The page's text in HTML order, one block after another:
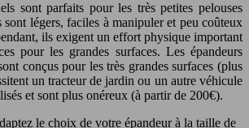
sont parfaits pour les très petites pelouses
sont légers, faciles à manipuler et peu coûteux
ils exigent un effort physique important
pour les grandes surfaces. Les épandeurs
conçus pour les très grandes surfaces (plus
un tracteur de jardin ou un autre véhicule
et sont plus onéreux (à partir de 200€).
le choix de votre épandeur à la taille de